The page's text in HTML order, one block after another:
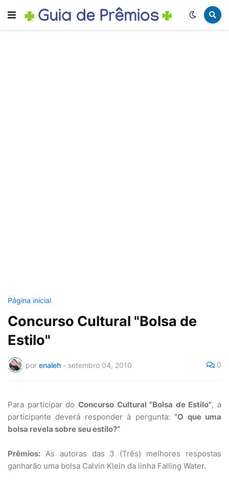
Página inicial
Concurso Cultural "Bolsa de
Estilo"
por enaleh - setembro 04, 2010 0
Para participar do Concurso Cultural "Bolsa de Estilo", a
participante deverá responder à pergunta: “O que uma
bolsa revela sobre seu estilo?”
Prêmios: As autoras das 3 (Três) melhores respostas
ganharão uma bolsa Calvin Klein da linha Falling Water.